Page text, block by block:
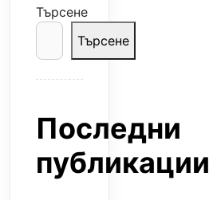
Търсене
Търсене
Последни
публикации